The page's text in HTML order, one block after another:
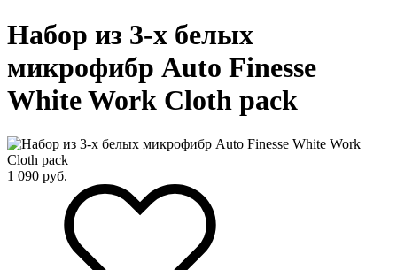
Набор из 3-х белых
микрофибр Auto Finesse
White Work Cloth pack
1 090 руб.